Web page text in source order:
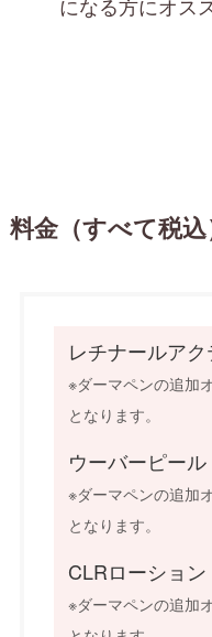
になる方にオス
料金（すべて税込
レチナールア
※ダーマペンの追加
となります。
ウーバーピール
※ダーマペンの追加
となります。
CLRローション
※ダーマペンの追加